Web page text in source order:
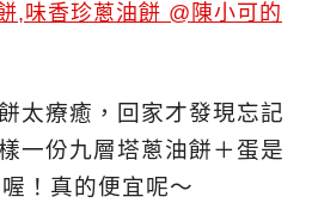
太療癒，回家才發現忘記
一份九層塔蔥油餅＋蛋是
！真的便宜呢～